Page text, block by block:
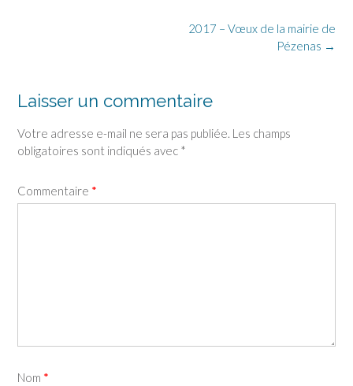
2017 – Vœux de la mairie de
Pézenas →
Laisser un commentaire
Votre adresse e-mail ne sera pas publiée. Les champs
obligatoires sont indiqués avec *
Commentaire *
Nom *